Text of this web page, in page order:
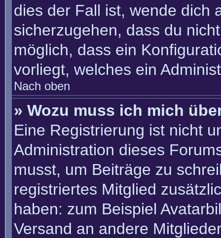
dies der Fall ist, wende dich
sicherzugehen, dass du
möglich, dass ein
vorliegt, welches ein
Nach oben
» Wozu muss ich mich
Eine Registrierung ist nicht
Administration dieses
musst, um Beiträge zu
registriertes Mitglied
haben: zum Beispiel
Versand an andere